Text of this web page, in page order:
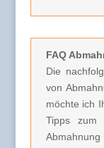
FAQ
Die
von
möchte ich
Tipps zum
Abmahnung